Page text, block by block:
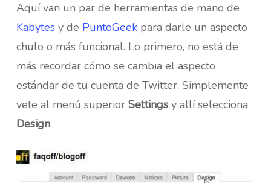
Aquí van un par de herramientas de mano de
Kabytesy de PuntoGeekpara darle un aspecto
chulo o más funcional. Lo primero, no está de
más recordar cómo se cambia el aspecto
estándar de tu cuenta de Twitter. Simplemente
vete al menú superior Settings y allí selecciona
Design: